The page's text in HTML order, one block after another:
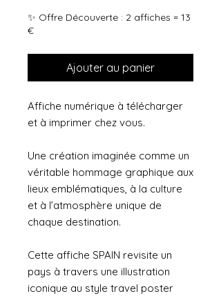
✨ Offre Découverte : 2 affiches = 13
€
Ajouter au panier
Affiche numérique à télécharger
et à imprimer chez vous.
Une création imaginée comme un
véritable hommage graphique aux
lieux emblématiques, à la culture
et à l’atmosphère unique de
chaque destination.
Cette affiche SPAIN revisite un
pays à travers une illustration
iconique au style travel poster